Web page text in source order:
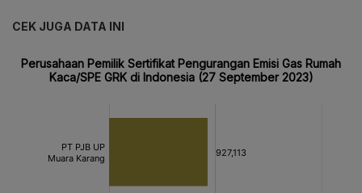
CEK JUGA DATA INI